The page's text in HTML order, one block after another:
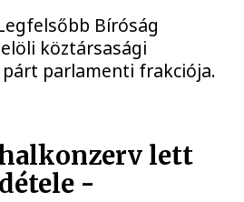
Bíróság
köztársasági
parlamenti frakciója.
lett
-